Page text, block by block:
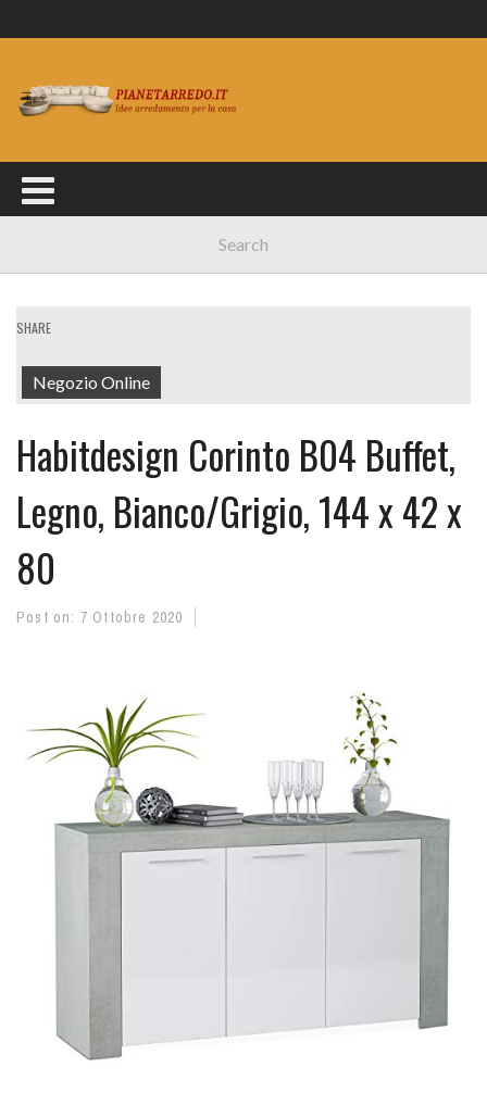
SHARE
Negozio Online
Habitdesign Corinto B04 Buffet,
Legno, Bianco/Grigio, 144 x 42 x
80
Post on: 7 Ottobre 2020